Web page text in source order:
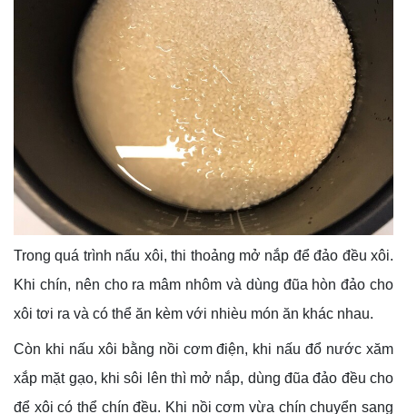
Trong quá trình nấu xôi, thi thoảng mở nắp để đảo đều xôi.
Khi chín, nên cho ra mâm nhôm và dùng đũa hòn đảo cho
xôi tơi ra và có thể ăn kèm với nhièu món ăn khác nhau.
Còn khi nấu xôi bằng nồi cơm điện, khi nấu đổ nước xăm
xắp mặt gạo, khi sôi lên thì mở nắp, dùng đũa đảo đều cho
để xôi có thể chín đều. Khi nồi cơm vừa chín chuyển sang